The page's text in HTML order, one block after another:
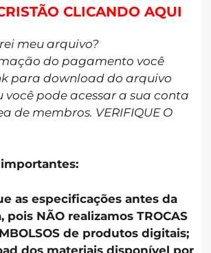
CLICANDO AQUI
meu arquivo?
do pagamento você
para download do arquivo
você pode acessar a sua conta
de membros. VERIFIQUE O
as especificações antes da
pois NÃO realizamos TROCAS
de produtos digitais;
dos materiais disponível por